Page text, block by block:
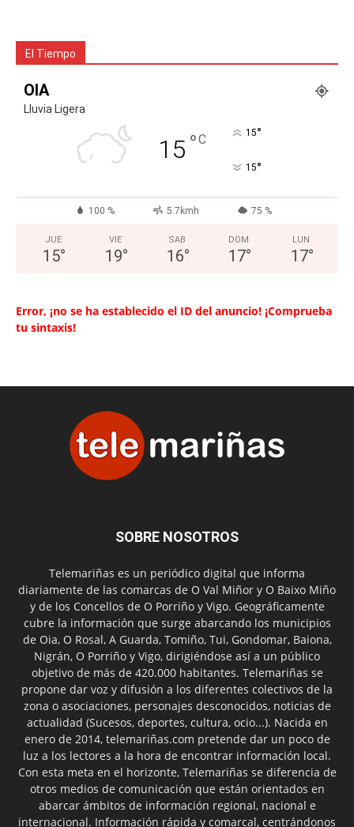
El Tiempo
OIA
Lluvia Ligera
15 °C 15°
15°
100 % 5.7kmh 75 %
JUE
15°
VIE
19°
SAB
16°
DOM
17°
LUN
17°
Error, ¡no se ha establecido el ID del anuncio! ¡Comprueba
tu sintaxis!
SOBRE NOSOTROS
Telemariñas es un periódico digital que informa
diariamente de las comarcas de O Val Miñor y O Baixo Miño
y de los Concellos de O Porriño y Vigo. Geográficamente
cubre la información que surge abarcando los municipios
de Oia, O Rosal, A Guarda, Tomiño, Tui, Gondomar, Baiona,
Nigrán, O Porriño y Vigo, dirigiéndose así a un público
objetivo de más de 420.000 habitantes. Telemariñas se
propone dar voz y difusión a los diferentes colectivos de la
zona o asociaciones, personajes desconocidos, noticias de
actualidad (Sucesos, deportes, cultura, ocio...). Nacida en
enero de 2014, telemariñas.com pretende dar un poco de
luz a los lectores a la hora de encontrar información local.
Con esta meta en el horizonte, Telemariñas se diferencia de
otros medios de comunicación que están orientados en
abarcar ámbitos de información regional, nacional e
internacional. Información rápida y comarcal, centrándonos